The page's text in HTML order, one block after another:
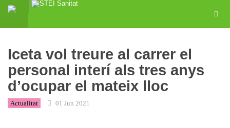
Iceta vol treure al carrer el
personal interí als tres anys
d’ocupar el mateix lloc
Actualitat 01 Jun 2021